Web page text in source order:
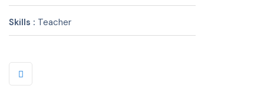
Skills : Teacher